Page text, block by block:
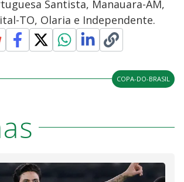
Santista, Manauara-AM,
TO, Olaria e Independente.
COPA-DO-BRASIL